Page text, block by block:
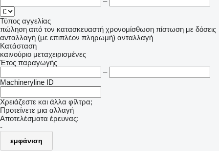
Τύπος αγγελίας
πώληση από τον κατασκευαστή χρονομίσθωση πίστωση με δόσεις
ανταλλαγή (με επιπλέον πληρωμή) ανταλλαγή
Κατάσταση
καινούριο μεταχειρισμένες
Έτος παραγωγής
–
Machineryline ID
Χρειάζεστε και άλλα φίλτρα;
Προτείνετε μια αλλαγή
Αποτελέσματα έρευνας:
-
εμφάνιση